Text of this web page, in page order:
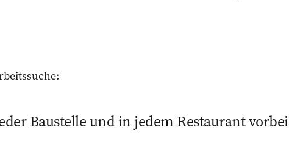
Baustelle und in jedem Restaurant vorbei